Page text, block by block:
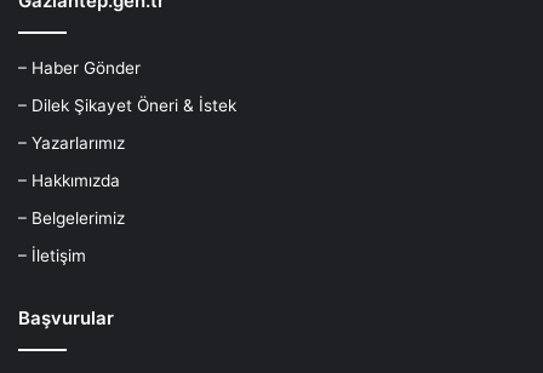
– Haber Gönder
– Dilek Şikayet Öneri & İstek
– Yazarlarımız
– Hakkımızda
– Belgelerimiz
– İletişim
Başvurular